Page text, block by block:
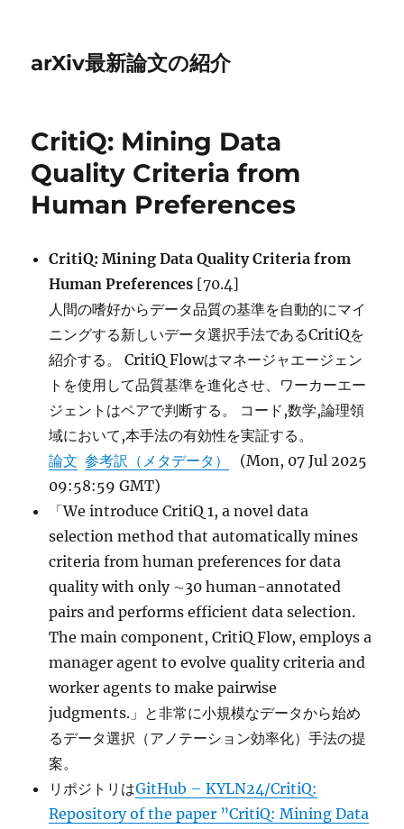
arXiv最新論文の紹介
CritiQ: Mining Data
Quality Criteria from
Human Preferences
CritiQ: Mining Data Quality Criteria from
Human Preferences [70.4]
人間の嗜好からデータ品質の基準を自動的にマイ
ニングする新しいデータ選択手法であるCritiQを
紹介する。 CritiQ Flowはマネージャエージェン
トを使用して品質基準を進化させ、ワーカーエー
ジェントはペアで判断する。 コード,数学,論理領
域において,本手法の有効性を実証する。
論文 参考訳（メタデータ）
(Mon, 07 Jul 2025
09:58:59 GMT)
「We introduce CritiQ 1, a novel data
selection method that automatically mines
criteria from human preferences for data
quality with only ∼30 human-annotated
pairs and performs efficient data selection.
The main component, CritiQ Flow, employs a
manager agent to evolve quality criteria and
worker agents to make pairwise
judgments.」と非常に小規模なデータから始め
るデータ選択（アノテーション効率化）手法の提
案。
リポジトリはGitHub – KYLN24/CritiQ:
Repository of the paper ”CritiQ: Mining Data